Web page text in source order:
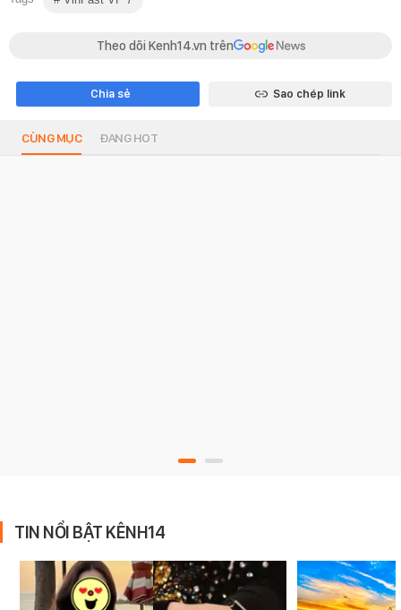
Theo dõi Kenh14.vn trên
Chia sẻ Sao chép link
CÙNG MỤC ĐANG HOT
TIN NỔI BẬT KÊNH14